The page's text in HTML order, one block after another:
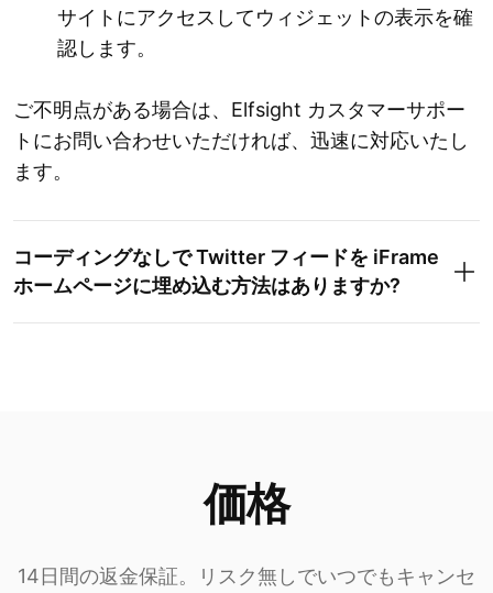
サイトにアクセスしてウィジェットの表示を確
認します。
ご不明点がある場合は、Elfsight カスタマーサポー
トにお問い合わせいただければ、迅速に対応いたし
ます。
コーディングなしで Twitter フィードを iFrame
ホームページに埋め込む方法はありますか?
価格
14日間の返金保証。リスク無しでいつでもキャンセ